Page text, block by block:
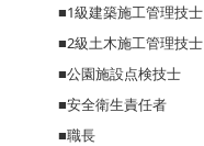
■1級建築施工管理技士
■2級土木施工管理技士
■公園施設点検技士
■安全衛生責任者
■職長